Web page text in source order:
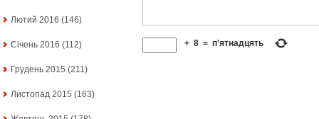
Лютий 2016 (146)
Січень 2016 (112)
Грудень 2015 (211)
Листопад 2015 (163)
+ 8 = п'ятнадцять